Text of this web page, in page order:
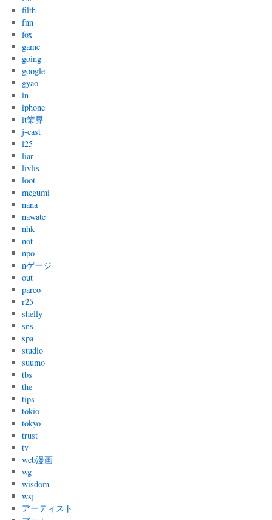
filth
fnn
fox
game
going
google
gyao
in
iphone
it業界
j-cast
l25
liar
livlis
loot
megumi
nana
nawate
nhk
not
npo
nゲージ
out
parco
r25
shelly
sns
spa
studio
suumo
tbs
the
tips
tokio
tokyo
trust
tv
web漫画
wg
wisdom
wsj
アーティスト